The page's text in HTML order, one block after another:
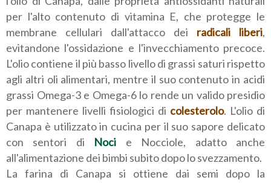
per l'alto contenuto di vitamina E, che protegge le
membrane cellulari dall'attacco dei radicali liberi,
evitandone l'ossidazione e l'invecchiamento precoce.
L'olio contiene il più basso livello di grassi saturi rispetto
agli altri oli alimentari, mentre il suo contenuto in acidi
grassi Omega-3 e Omega-6 lo rende un valido presidio
per mantenere livelli fisiologici di colesterolo. L'olio di
Canapa è utilizzato in cucina per il suo sapore delicato
con sentori di Noci e Nocciole, adatto anche
all'alimentazione dei bimbi subito dopo lo svezzamento.
La farina di Canapa si ottiene dai semi dopo la